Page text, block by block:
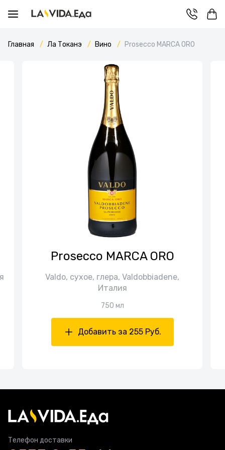
Главная Ла Токанэ Вино Prosecco MARCA ORO
Prosecco MARCA ORO
Valdo, сухое, глера, Valdobbiadene,
Италия
750 мл
Добавить за 255 Руб.
Телефон доставки